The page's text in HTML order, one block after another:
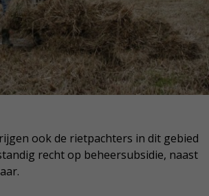
ook de rietpachters in dit gebied
recht op beheersubsidie, naast